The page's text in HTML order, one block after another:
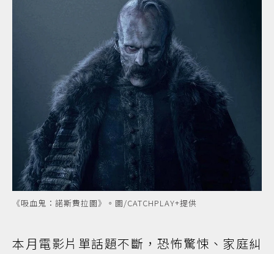
《吸血鬼：諾斯費拉圖》。圖/CATCHPLAY+提供
本月電影片單話題不斷，恐怖驚悚、家庭糾